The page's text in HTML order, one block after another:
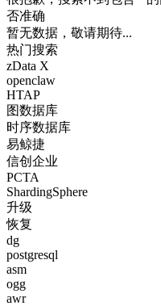
否准确
暂无数据，敬请期待...
热门搜索
zData X
openclaw
HTAP
图数据库
时序数据库
易鲸捷
信创企业
PCTA
ShardingSphere
升级
恢复
dg
postgresql
asm
ogg
awr